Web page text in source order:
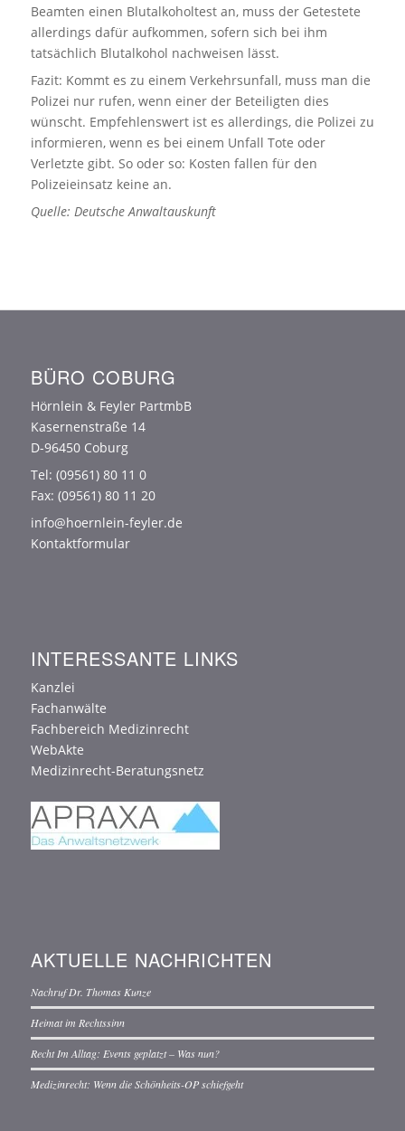
Beamten einen Blutalkoholtest an, muss der Getestete
allerdings dafür aufkommen, sofern sich bei ihm
tatsächlich Blutalkohol nachweisen lässt.
Fazit: Kommt es zu einem Verkehrsunfall, muss man die
Polizei nur rufen, wenn einer der Beteiligten dies
wünscht. Empfehlenswert ist es allerdings, die Polizei zu
informieren, wenn es bei einem Unfall Tote oder
Verletzte gibt. So oder so: Kosten fallen für den
Polizeieinsatz keine an.
Quelle: Deutsche Anwaltauskunft
BÜRO COBURG
Hörnlein & Feyler PartmbB
Kasernenstraße 14
D-96450 Coburg
Tel: (09561) 80 11 0
Fax: (09561) 80 11 20
info@hoernlein-feyler.de
Kontaktformular
INTERESSANTE LINKS
Kanzlei
Fachanwälte
Fachbereich Medizinrecht
WebAkte
Medizinrecht-Beratungsnetz
AKTUELLE NACHRICHTEN
Nachruf Dr. Thomas Kunze
Heimat im Rechtssinn
Recht Im Alltag: Events geplatzt – Was nun?
Medizinrecht: Wenn die Schönheits-OP schiefgeht